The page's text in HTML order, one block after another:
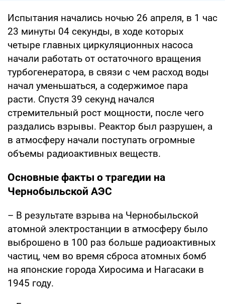
Испытания начались ночью 26 апреля, в 1 час
23 минуты 04 секунды, в ходе которых
четыре главных циркуляционных насоса
начали работать от остаточного вращения
турбогенератора, в связи с чем расход воды
начал уменьшаться, а содержимое пара
расти. Спустя 39 секунд начался
стремительный рост мощности, после чего
раздались взрывы. Реактор был разрушен, а
в атмосферу начали поступать огромные
объемы радиоактивных веществ.
Основные факты о трагедии на
Чернобыльской АЭС
– В результате взрыва на Чернобыльской
атомной электростанции в атмосферу было
выброшено в 100 раз больше радиоактивных
частиц, чем во время сброса атомных бомб
на японские города Хиросима и Нагасаки в
1945 году.